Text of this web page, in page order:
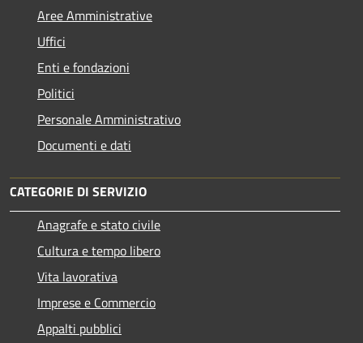
Aree Amministrative
Uffici
Enti e fondazioni
Politici
Personale Amministrativo
Documenti e dati
CATEGORIE DI SERVIZIO
Anagrafe e stato civile
Cultura e tempo libero
Vita lavorativa
Imprese e Commercio
Appalti pubblici